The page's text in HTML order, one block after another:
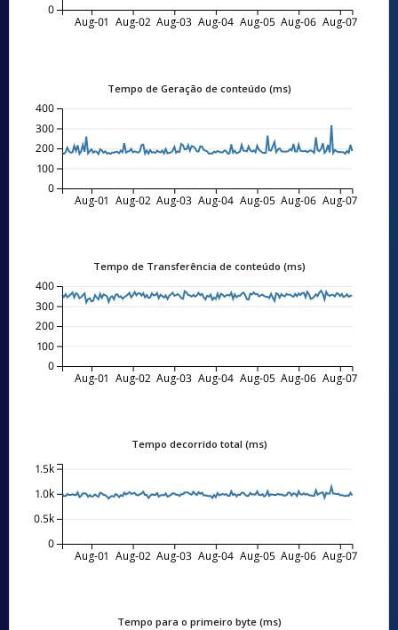
Aug-01 Aug-02 Aug-03 Aug-04 Aug-05 Aug-06 Aug-07
0
Tempo de Geração de conteúdo (ms)
Aug-01 Aug-02 Aug-03 Aug-04 Aug-05 Aug-06 Aug-07
0
100
200
300
400
Tempo de Transferência de conteúdo (ms)
Aug-01 Aug-02 Aug-03 Aug-04 Aug-05 Aug-06 Aug-07
0
100
200
300
400
Tempo decorrido total (ms)
Aug-01 Aug-02 Aug-03 Aug-04 Aug-05 Aug-06 Aug-07
0
0.5k
1.0k
1.5k
Tempo para o primeiro byte (ms)